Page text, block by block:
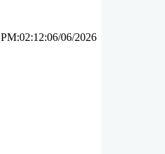
PM:02:12:06/06/2026